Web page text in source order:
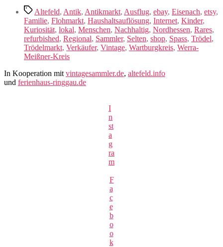
Schlagwörter
Altefeld, Antik, Antikmarkt, Ausflug, ebay, Eisenach, etsy,
Familie, Flohmarkt, Haushaltsauflösung, Internet, Kinder,
Kuriosität, lokal, Menschen, Nachhaltig, Nordhessen, Rares,
refurbished, Regional, Sammler, Selten, shop, Spass, Trödel,
Trödelmarkt, Verkäufer, Vintage, Wartburgkreis, Werra-
Meißner-Kreis
In Kooperation mit vintagesammler.de, altefeld.info
und ferienhaus-ringgau.de
I
n
st
a
g
ra
m
F
a
c
e
b
o
o
k